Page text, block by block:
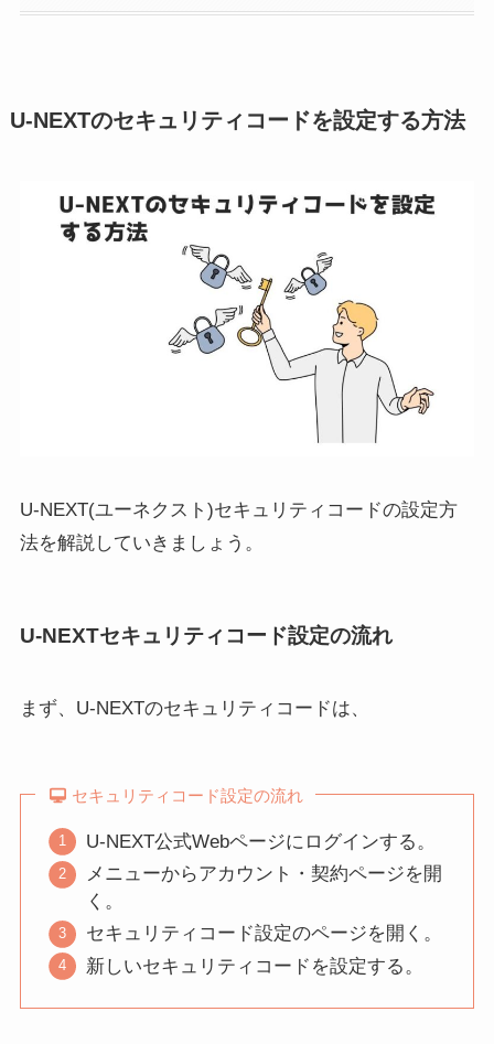
U-NEXTのセキュリティコードを設定する方法
U-NEXT(ユーネクスト)セキュリティコードの設定方
法を解説していきましょう。
U-NEXTセキュリティコード設定の流れ
まず、U-NEXTのセキュリティコードは、
セキュリティコード設定の流れ
U-NEXT公式Webページにログインする。
メニューからアカウント・契約ページを開
く。
セキュリティコード設定のページを開く。
新しいセキュリティコードを設定する。